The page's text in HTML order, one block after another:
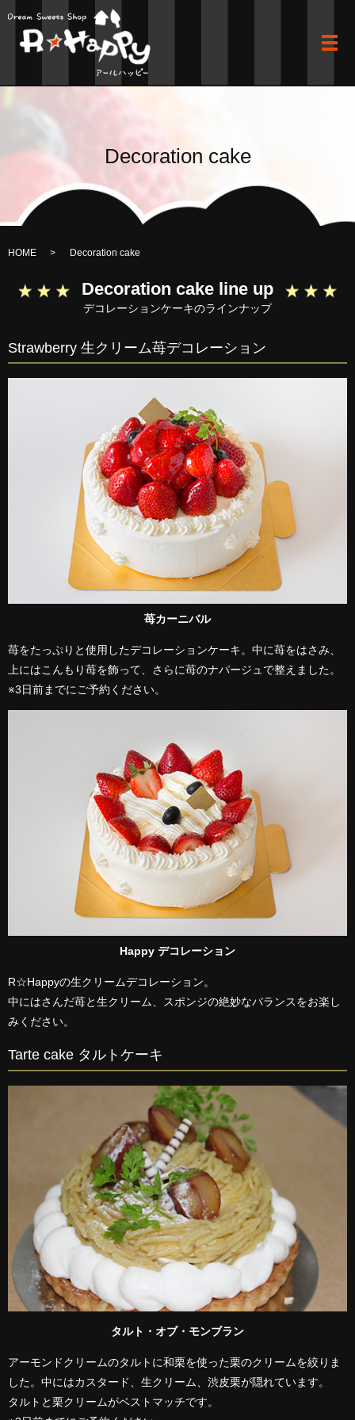
メ
Decoration cake
HOME Decoration cake
Decoration cake line up
デコレーションケーキのラインナップ
Strawberry 生クリーム苺デコレーション
苺カーニバル
苺をたっぷりと使用したデコレーションケーキ。中に苺をはさみ、
上にはこんもり苺を飾って、さらに苺のナパージュで整えました。
※3日前までにご予約ください。
Happy デコレーション
R☆Happyの生クリームデコレーション。
中にはさんだ苺と生クリーム、スポンジの絶妙なバランスをお楽し
みください。
Tarte cake タルトケーキ
タルト・オブ・モンブラン
アーモンドクリームのタルトに和栗を使った栗のクリームを絞りま
した。中にはカスタード、生クリーム、渋皮栗が隠れています。
タルトと栗クリームがベストマッチです。